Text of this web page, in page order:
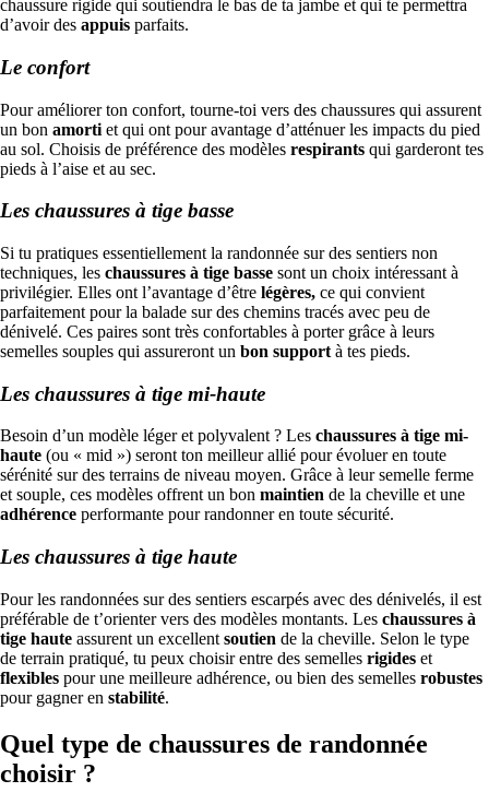
chaussure rigide qui soutiendra le bas de ta jambe et qui te permettra
d’avoir des appuis parfaits.
Le confort
Pour améliorer ton confort, tourne-toi vers des chaussures qui assurent
un bon amorti et qui ont pour avantage d’atténuer les impacts du pied
au sol. Choisis de préférence des modèles respirants qui garderont tes
pieds à l’aise et au sec.
Les chaussures à tige basse
Si tu pratiques essentiellement la randonnée sur des sentiers non
techniques, les chaussures à tige basse sont un choix intéressant à
privilégier. Elles ont l’avantage d’être légères, ce qui convient
parfaitement pour la balade sur des chemins tracés avec peu de
dénivelé. Ces paires sont très confortables à porter grâce à leurs
semelles souples qui assureront un bon support à tes pieds.
Les chaussures à tige mi-haute
Besoin d’un modèle léger et polyvalent ? Les chaussures à tige mi-
haute (ou « mid ») seront ton meilleur allié pour évoluer en toute
sérénité sur des terrains de niveau moyen. Grâce à leur semelle ferme
et souple, ces modèles offrent un bon maintien de la cheville et une
adhérence performante pour randonner en toute sécurité.
Les chaussures à tige haute
Pour les randonnées sur des sentiers escarpés avec des dénivelés, il est
préférable de t’orienter vers des modèles montants. Les chaussures à
tige haute assurent un excellent soutien de la cheville. Selon le type
de terrain pratiqué, tu peux choisir entre des semelles rigides et
flexibles pour une meilleure adhérence, ou bien des semelles robustes
pour gagner en stabilité.
Quel type de chaussures de randonnée
choisir ?